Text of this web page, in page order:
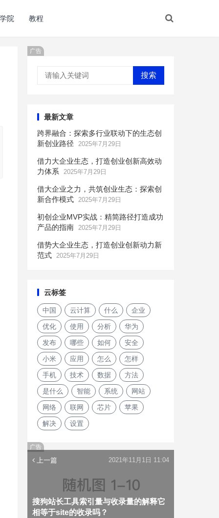
院 教程
广告
搜索
最新文章
跨界融合：探索多行业联动下的生态创
新创业路径
2025年7月29日
借力大企业生态，打造创业创新高效动
力体系
2025年7月29日
借大企业之力，共筑创业生态：探索创
新合作模式 2025年7月29日
初创企业MVP实战：精简路径打造成功
产品的指南 2025年7月29日
借势大企业生态，打造创业创新动力新
范式 2025年7月29日
云标签
中国 云计算 什么 企业
优化 使用 分析 华为
发布 哪些 如何 安全
小米 应用 怎么 怎样
手机 技术 数据 方法
是什么 智能 系统 网站
网络 联网 芯片 苹果
解决 设置
广告
上一篇
搜狗站长工具索引量与收录量的解释它
相等于site的收录吗？
2021年11月1日 11:04